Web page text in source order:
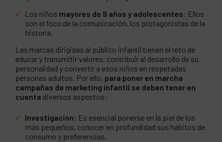
Los niños mayores de 9 años y adolescentes: Ellos
son el foco de la comunicación, los protagonistas de la
historia.
Las marcas dirigidas al público infantil tienen el reto de
educar y transmitir valores, contribuir al desarrollo de su
personalidad y convertir a esos niños en respetadas
personas adultos. Por ello, para poner en marcha
campañas de marketing infantil se deben tener en
cuenta diversos aspectos:
Investigación: Es esencial ponerse en la piel de los
más pequeños, conocer en profundidad sus hábitos de
consumo y preferencias.